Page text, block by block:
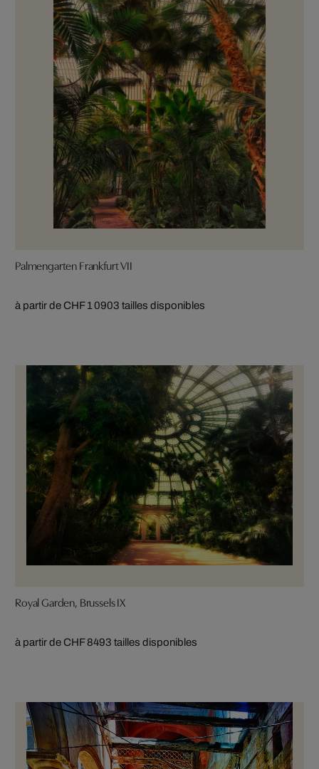
Palmengarten Frankfurt VII
à partir de CHF 1 0903 tailles disponibles
Royal Garden, Brussels IX
à partir de CHF 8493 tailles disponibles